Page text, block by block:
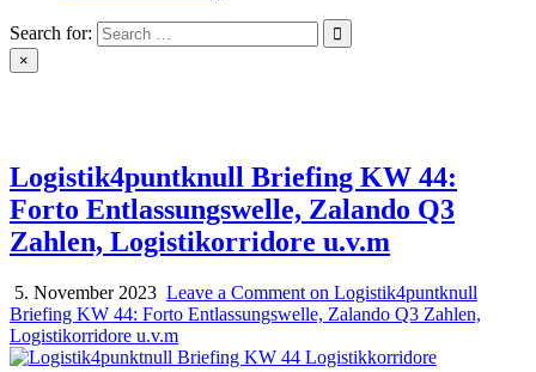
Search for:
×
Logistik4puntknull Briefing KW 44:
Forto Entlassungswelle, Zalando Q3
Zahlen, Logistikorridore u.v.m
5. November 2023 Leave a Comment on Logistik4puntknull
Briefing KW 44: Forto Entlassungswelle, Zalando Q3 Zahlen,
Logistikorridore u.v.m